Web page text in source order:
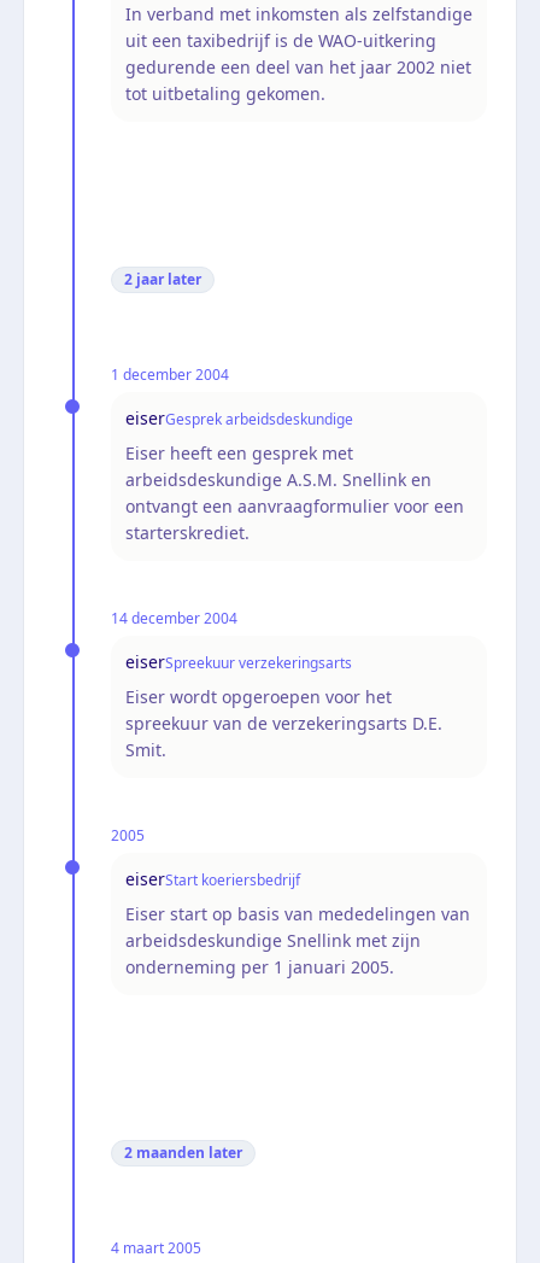
In verband met inkomsten als zelfstandige
uit een taxibedrijf is de WAO-uitkering
gedurende een deel van het jaar 2002 niet
tot uitbetaling gekomen.
2 jaar later
1 december 2004
eiserGesprek arbeidsdeskundige
Eiser heeft een gesprek met
arbeidsdeskundige A.S.M. Snellink en
ontvangt een aanvraagformulier voor een
starterskrediet.
14 december 2004
eiserSpreekuur verzekeringsarts
Eiser wordt opgeroepen voor het
spreekuur van de verzekeringsarts D.E.
Smit.
2005
eiserStart koeriersbedrijf
Eiser start op basis van mededelingen van
arbeidsdeskundige Snellink met zijn
onderneming per 1 januari 2005.
2 maanden later
4 maart 2005